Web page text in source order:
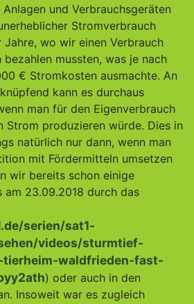
und Verbrauchsgeräten
Stromverbrauch
Jahre, wo wir einen Verbrauch
mussten, was je nach
€ Stromkosten ausmachte. An
kann es durchaus
man für den Eigenverbrauch
Strom produzieren würde. Dies in
natürlich nur dann, wenn man
mit Fördermitteln umsetzen
wir bereits schon einige
am 23.09.2018 durch das
serien/sat1-
videos/sturmtief-
waldfrieden-fast-
) oder auch in den
Insoweit war es zugleich